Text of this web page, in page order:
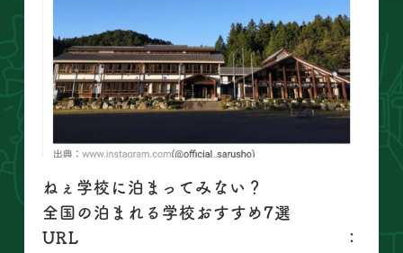
ねぇ学校に泊まってみない？
全国の泊まれる学校おすすめ7選
URL：